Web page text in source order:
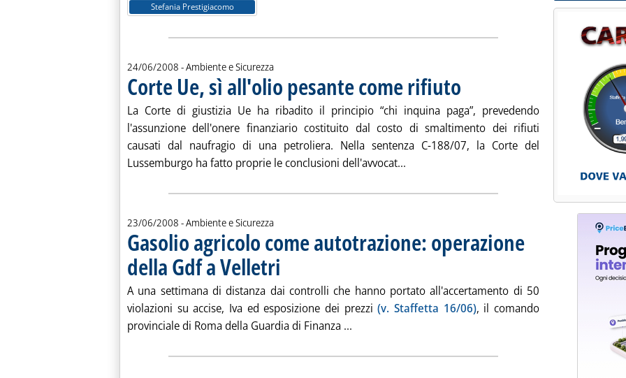
Stefania Prestigiacomo
24/06/2008 - Ambiente e Sicurezza
Corte Ue, sì all'olio pesante come rifiuto . Pubblicata martedì 24 giugno 2008 alle 14.33.
La Corte di giustizia Ue ha ribadito il principio “chi inquina paga”, prevedendo
l'assunzione dell'onere finanziario costituito dal costo di smaltimento dei rifiuti
causati dal naufragio di una petroliera. Nella sentenza C-188/07, la Corte del
Lussemburgo ha fatto proprie le conclusioni dell'avvocat...
23/06/2008 - Ambiente e Sicurezza
Gasolio agricolo come autotrazione: operazione
della Gdf a Velletri
A una settimana di distanza dai controlli che hanno portato all'accertamento di 50
violazioni su accise, Iva ed esposizione dei prezzi(v. Staffetta 16/06), il comando
provinciale di Roma della Guardia di Finanza ... Leggi tutta la notizia: 'Gasolio agricolo come